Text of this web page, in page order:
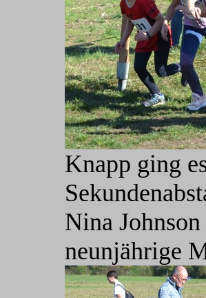
Knapp ging
Nina
neunjährige